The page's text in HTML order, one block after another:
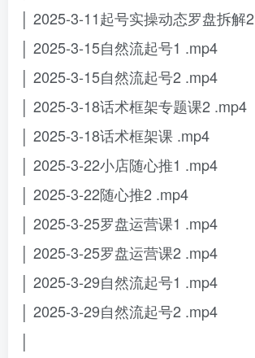
│ 2025-3-11起号实操动态罗盘拆解
│ 2025-3-15自然流起号1 .mp4
│ 2025-3-15自然流起号2 .mp4
│ 2025-3-18话术框架专题课2 .mp4
│ 2025-3-18话术框架课 .mp4
│ 2025-3-22小店随心推1 .mp4
│ 2025-3-22随心推2 .mp4
│ 2025-3-25罗盘运营课1 .mp4
│ 2025-3-25罗盘运营课2 .mp4
│ 2025-3-29自然流起号1 .mp4
│ 2025-3-29自然流起号2 .mp4
│